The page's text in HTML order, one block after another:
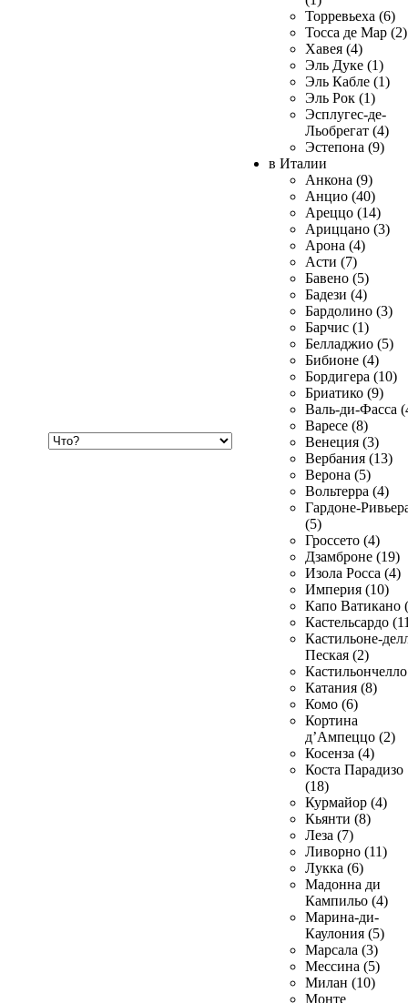
Торревьеха (6)
Тосса де Мар (2)
Хавея (4)
Эль Дуке (1)
Эль Кабле (1)
Эль Рок (1)
Эсплугес-де-
Льобрегат (4)
Эстепона (9)
в Италии
Анкона (9)
Анцио (40)
Ареццо (14)
Ариццано (3)
Арона (4)
Асти (7)
Бавено (5)
Бадези (4)
Бардолино (3)
Барчис (1)
Белладжио (5)
Бибионе (4)
Бордигера (10)
Бриатико (9)
Валь-ди-Фасса
Варесе (8)
Венеция (3)
Вербания (13)
Верона (5)
Вольтерра (4)
Гардоне-
(5)
Гроссето (4)
Дзамброне (19)
Изола Росса (4)
Империя (10)
Капо Ватикано
Кастельсардо
Кастильоне-
Пеская (2)
Катания (8)
Комо (6)
Кортина
д’Ампеццо (2)
Косенза (4)
Коста Парадизо
(18)
Курмайор (4)
Кьянти (8)
Леза (7)
Ливорно (11)
Лукка (6)
Мадонна ди
Кампильо (4)
Марина-ди-
Каулония (5)
Марсала (3)
Мессина (5)
Милан (10)
Монте